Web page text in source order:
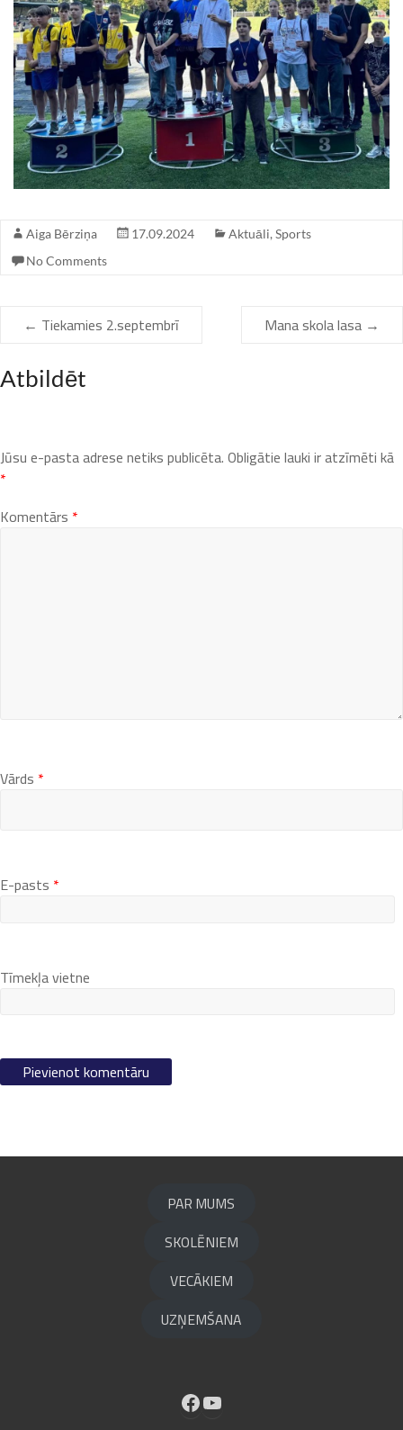
Aiga Bērziņa 17.09.2024 Aktuāli, Sports
No Comments
← Tiekamies 2.septembrī Mana skola lasa →
Atbildēt
Jūsu e-pasta adrese netiks publicēta.Obligātie lauki ir atzīmēti kā
*
Komentārs *
Vārds *
E-pasts *
Tīmekļa vietne
PAR MUMS
SKOLĒNIEM
VECĀKIEM
UZŅEMŠANA
Facebook
YouTube